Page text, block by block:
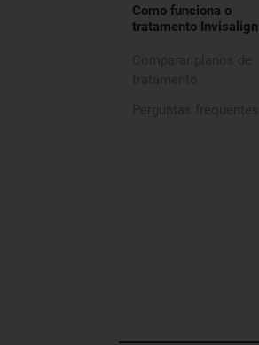
Como funciona o
tratamento Invisalign